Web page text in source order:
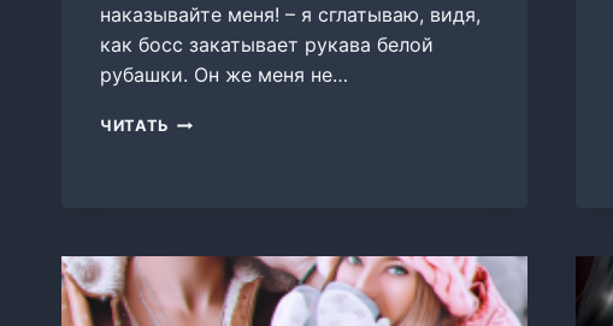
наказывайте меня! – я сглатываю, видя,
как босс закатывает рукава белой
рубашки. Он же меня не…
ЧИТАТЬ Я